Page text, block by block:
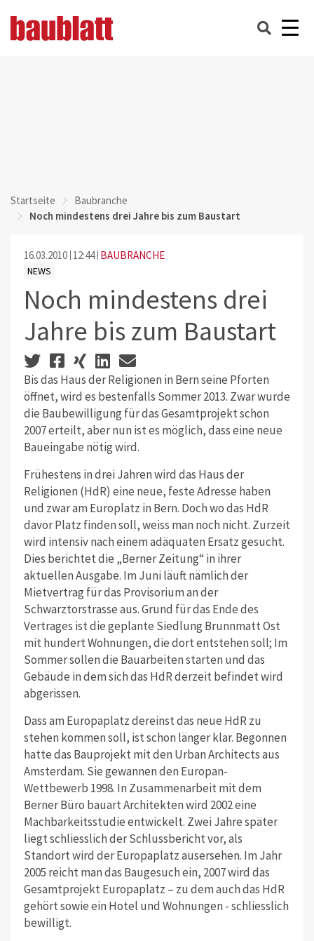
Startseite
Baubranche
Noch mindestens drei Jahre bis zum Baustart
16.03.2010 12:44 BAUBRANCHE
NEWS
Noch mindestens drei
Jahre bis zum Baustart
Bis das Haus der Religionen in Bern seine Pforten
öffnet, wird es bestenfalls Sommer 2013. Zwar wurde
die Baubewilligung für das Gesamtprojekt schon
2007 erteilt, aber nun ist es möglich, dass eine neue
Baueingabe nötig wird.
Frühestens in drei Jahren wird das Haus der
Religionen (HdR) eine neue, feste Adresse haben
und zwar am Europlatz in Bern. Doch wo das HdR
davor Platz finden soll, weiss man noch nicht. Zurzeit
wird intensiv nach einem adäquaten Ersatz gesucht.
Dies berichtet die „Berner Zeitung“ in ihrer
aktuellen Ausgabe. Im Juni läuft nämlich der
Mietvertrag für das Provisorium an der
Schwarztorstrasse aus. Grund für das Ende des
Vertrages ist die geplante Siedlung Brunnmatt Ost
mit hundert Wohnungen, die dort entstehen soll; Im
Sommer sollen die Bauarbeiten starten und das
Gebäude in dem sich das HdR derzeit befindet wird
abgerissen.
Dass am Europaplatz dereinst das neue HdR zu
stehen kommen soll, ist schon länger klar. Begonnen
hatte das Bauprojekt mit den Urban Architects aus
Amsterdam. Sie gewannen den Europan-
Wettbewerb 1998. In Zusammenarbeit mit dem
Berner Büro bauart Architekten wird 2002 eine
Machbarkeitsstudie entwickelt. Zwei Jahre später
liegt schliesslich der Schlussbericht vor, als
Standort wird der Europaplatz ausersehen. Im Jahr
2005 reicht man das Baugesuch ein, 2007 wird das
Gesamtprojekt Europaplatz – zu dem auch das HdR
gehört sowie ein Hotel und Wohnungen - schliesslich
bewilligt.